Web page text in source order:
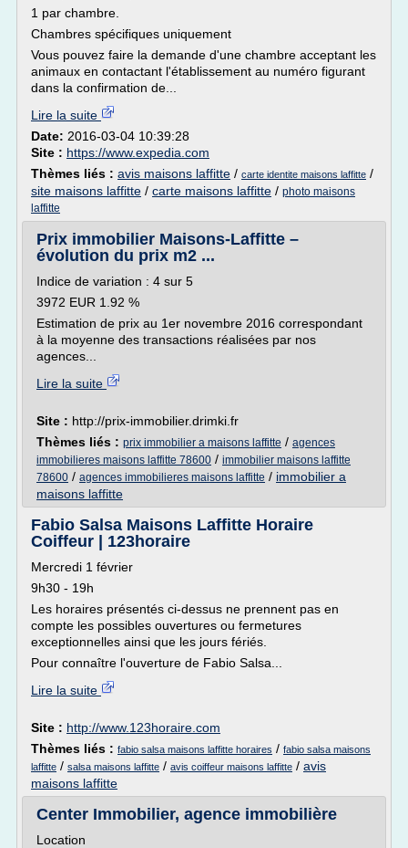
1 par chambre.
Chambres spécifiques uniquement
Vous pouvez faire la demande d'une chambre acceptant les
animaux en contactant l'établissement au numéro figurant
dans la confirmation de...
Lire la suite
Date: 2016-03-04 10:39:28
Site : https://www.expedia.com
Thèmes liés : avis maisons laffitte / carte identite maisons laffitte /
site maisons laffitte / carte maisons laffitte / photo maisons
laffitte
Prix immobilier Maisons-Laffitte –
évolution du prix m2 ...
Indice de variation : 4 sur 5
3972 EUR 1.92 %
Estimation de prix au 1er novembre 2016 correspondant
à la moyenne des transactions réalisées par nos
agences...
Lire la suite
Site : http://prix-immobilier.drimki.fr
Thèmes liés : prix immobilier a maisons laffitte / agences
immobilieres maisons laffitte 78600 / immobilier maisons laffitte
78600 / agences immobilieres maisons laffitte / immobilier a
maisons laffitte
Fabio Salsa Maisons Laffitte Horaire
Coiffeur | 123horaire
Mercredi 1 février
9h30 - 19h
Les horaires présentés ci-dessus ne prennent pas en
compte les possibles ouvertures ou fermetures
exceptionnelles ainsi que les jours fériés.
Pour connaître l'ouverture de Fabio Salsa...
Lire la suite
Site : http://www.123horaire.com
Thèmes liés : fabio salsa maisons laffitte horaires / fabio salsa maisons
laffitte / salsa maisons laffitte / avis coiffeur maisons laffitte / avis
maisons laffitte
Center Immobilier, agence immobilière
Location